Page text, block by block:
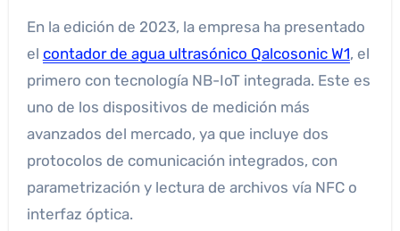
En la edición de 2023, la empresa ha presentado
el contador de agua ultrasónico Qalcosonic W1, el
primero con tecnología NB-IoT integrada. Este es
uno de los dispositivos de medición más
avanzados del mercado, ya que incluye dos
protocolos de comunicación integrados, con
parametrización y lectura de archivos vía NFC o
interfaz óptica.